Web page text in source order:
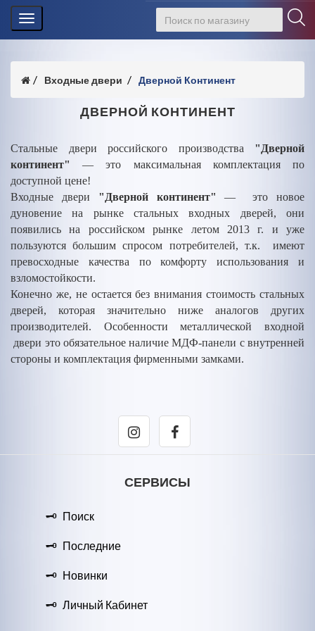
Toggle
navigation
Входные двери Дверной Континент
ДВЕРНОЙ КОНТИНЕНТ
Стальные двери российского производства "Дверной
континент"
— это максимальная комплектация по
доступной цене!
Входные двери "Дверной континент" — это новое
дуновение на рынке стальных входных дверей, они
появились на российском рынке летом 2013 г. и уже
пользуются большим спросом потребителей, т.к. имеют
превосходные качества по комфорту использования и
взломостойкости.
Конечно же, не остается без внимания стоимость стальных
дверей, которая значительно ниже аналогов других
производителей. Особенности металлической входной
двери это обязательное наличие МДФ-панели с внутренней
стороны и комплектация фирменными замками.
СЕРВИСЫ
Поиск
Последние
Новинки
Личный Кабинет